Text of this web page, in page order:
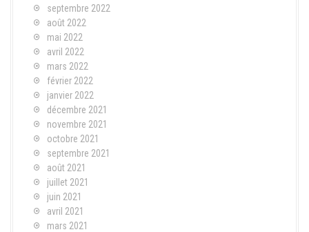
septembre 2022
août 2022
mai 2022
avril 2022
mars 2022
février 2022
janvier 2022
décembre 2021
novembre 2021
octobre 2021
septembre 2021
août 2021
juillet 2021
juin 2021
avril 2021
mars 2021